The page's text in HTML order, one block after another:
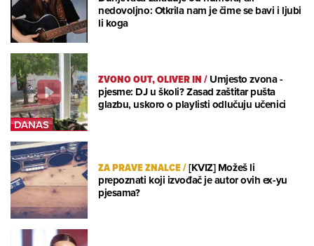
nedovoljno: Otkrila nam je čime se bavi i ljubi
li koga
ZVONO OUT, OLIVER IN/Umjesto zvona -
pjesme: DJ u školi? Zasad zaštitar pušta
glazbu, uskoro o playlisti odlučuju učenici
ZA PRAVE ZNALCE/[KVIZ] Možeš li
prepoznati koji izvođač je autor ovih ex-yu
pjesama?